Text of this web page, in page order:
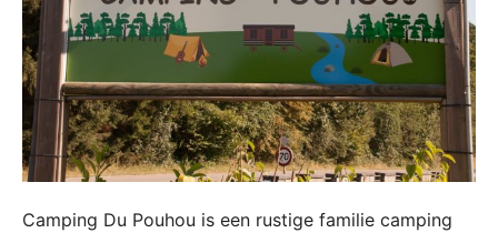
Camping Du Pouhou is een rustige familie camping